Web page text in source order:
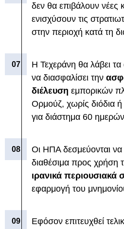
δεν θα επιβάλουν νέες
ενισχύσουν τις
στην περιοχή κατά τη
Η Τεχεράνη θα λάβει τα
να διασφαλίσει την
διέλευση εμπορικών
Ορμούζ, χωρίς διόδια ή
για διάστημα 60
Οι ΗΠΑ δεσμεύονται
διαθέσιμα προς χρήση
ιρανικά περιουσιακά
εφαρμογή του
Εφόσον επιτευχθεί